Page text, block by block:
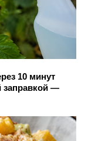
10 минут
заправкой —